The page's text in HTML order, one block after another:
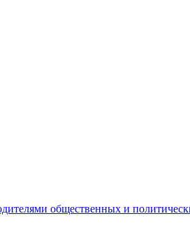
общественных и